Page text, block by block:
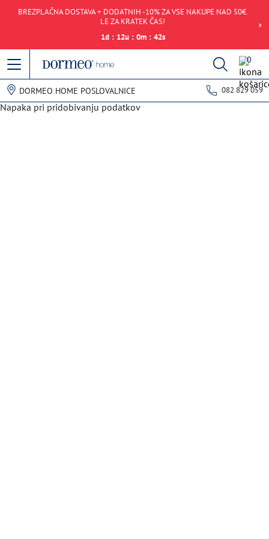
BREZPLAČNA DOSTAVA + DODATNIH -10% ZA VSE NAKUPE NAD 50€.
LE ZA KRATEK ČAS!
1d : 12u : 0m : 42s
0
DORMEO HOME POSLOVALNICE 082 829 059
Napaka pri pridobivanju podatkov